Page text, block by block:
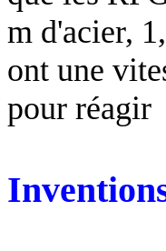
m d'acier,
ont une
pour réagir